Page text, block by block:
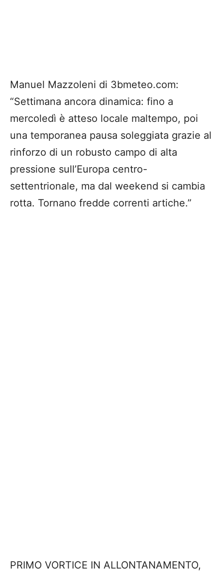
Manuel Mazzoleni di 3bmeteo.com:
“Settimana ancora dinamica: fino a
mercoledì è atteso locale maltempo, poi
una temporanea pausa soleggiata grazie al
rinforzo di un robusto campo di alta
pressione sull’Europa centro-
settentrionale, ma dal weekend si cambia
rotta. Tornano fredde correnti artiche.”
PRIMO VORTICE IN ALLONTANAMENTO,